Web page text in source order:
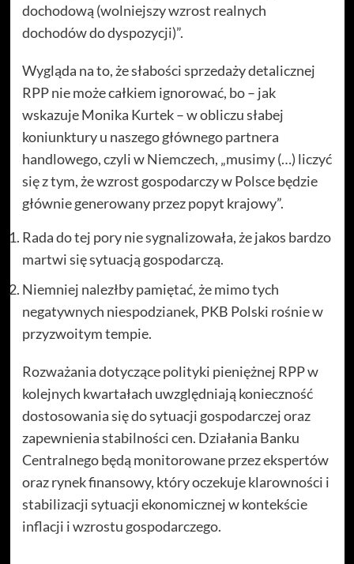
dochodową (wolniejszy wzrost realnych
dochodów do dyspozycji)”.
Wygląda na to, że słabości sprzedaży detalicznej
RPP nie może całkiem ignorować, bo – jak
wskazuje Monika Kurtek – w obliczu słabej
koniunktury u naszego głównego partnera
handlowego, czyli w Niemczech, „musimy (…) liczyć
się z tym, że wzrost gospodarczy w Polsce będzie
głównie generowany przez popyt krajowy”.
Rada do tej pory nie sygnalizowała, że jakos bardzo
martwi się sytuacją gospodarczą.
Niemniej nalezłby pamiętać, że mimo tych
negatywnych niespodzianek, PKB Polski rośnie w
przyzwoitym tempie.
Rozważania dotyczące polityki pieniężnej RPP w
kolejnych kwartałach uwzględniają konieczność
dostosowania się do sytuacji gospodarczej oraz
zapewnienia stabilności cen. Działania Banku
Centralnego będą monitorowane przez ekspertów
oraz rynek finansowy, który oczekuje klarowności i
stabilizacji sytuacji ekonomicznej w kontekście
inflacji i wzrostu gospodarczego.